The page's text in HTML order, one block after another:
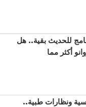
للحديث بقية.. هل
أكثر مما
ونظارات طبية..